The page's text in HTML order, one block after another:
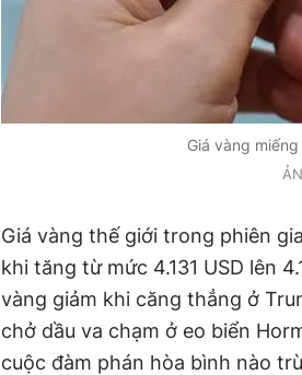
Giá vàng
Giá vàng thế giới trong phiên
khi tăng từ mức 4.131 USD lên
vàng giảm khi căng thẳng ở
chở dầu va chạm ở eo biển
cuộc đàm phán hòa bình nào